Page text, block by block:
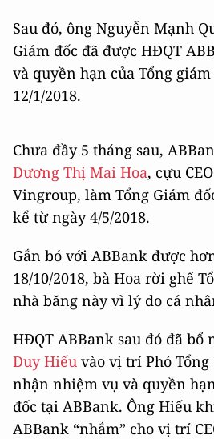
Sau đó, ông Nguyễn Mạnh
Giám đốc đã được HĐQT
và quyền hạn của Tổng
12/1/2018.
Chưa đầy 5 tháng sau,
Dương Thị Mai Hoa, cựu
Vingroup, làm Tổng Giám
kể từ ngày 4/5/2018.
Gắn bó với ABBank được
18/10/2018, bà Hoa rời ghế
nhà băng này vì lý do cá
HĐQT ABBank sau đó đã bổ
Duy Hiếu vào vị trí Phó
nhận nhiệm vụ và quyền
đốc tại ABBank. Ông Hiếu
ABBank “nhắm” cho vị trí